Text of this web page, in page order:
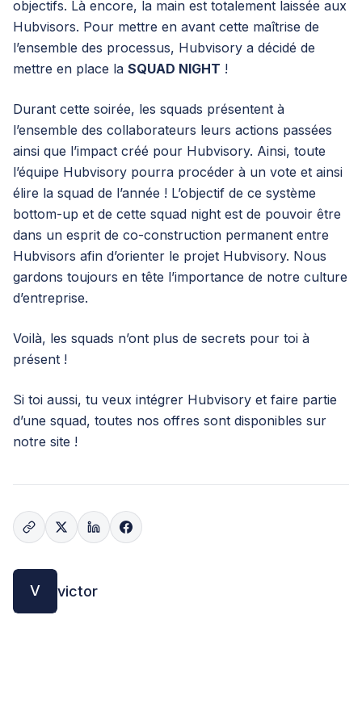
objectifs. Là encore, la main est totalement laissée aux
Hubvisors. Pour mettre en avant cette maîtrise de
l’ensemble des processus, Hubvisory a décidé de
mettre en place la SQUAD NIGHT !
Durant cette soirée, les squads présentent à
l’ensemble des collaborateurs leurs actions passées
ainsi que l’impact créé pour Hubvisory. Ainsi, toute
l’équipe Hubvisory pourra procéder à un vote et ainsi
élire la squad de l’année ! L’objectif de ce système
bottom-up et de cette squad night est de pouvoir être
dans un esprit de co-construction permanent entre
Hubvisors afin d’orienter le projet Hubvisory. Nous
gardons toujours en tête l’importance de notre culture
d’entreprise.
Voilà, les squads n’ont plus de secrets pour toi à
présent !
Si toi aussi, tu veux intégrer Hubvisory et faire partie
d’une squad, toutes nos offres sont disponibles sur
notre site !
V victor